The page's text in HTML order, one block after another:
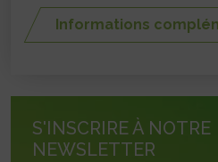
Informations
S'INSCRIRE À NOTRE
NEWSLETTER